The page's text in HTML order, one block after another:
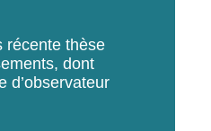
récente thèse
dont
d’observateur